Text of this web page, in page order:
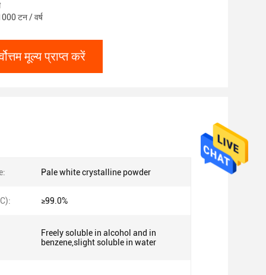
टन / वर्ष
मूल्य प्राप्त करें
Pale white crystalline powder
≥99.0%
Freely soluble in alcohol and in
benzene,slight soluble in water